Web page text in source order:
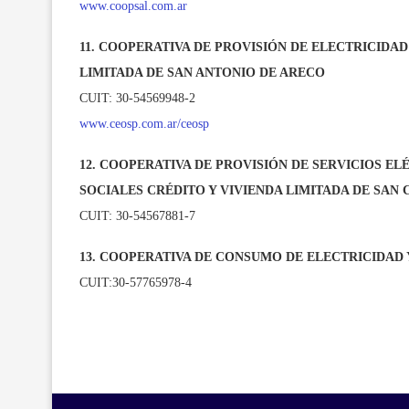
www.coopsal.com.ar
11. COOPERATIVA DE PROVISIÓN DE
LIMITADA DE SAN ANTONIO DE ARECO
CUIT: 30-54569948-2
www.ceosp.com.ar/ceosp
12. COOPERATIVA DE PROVISIÓN DE SERVICIOS
SOCIALES CRÉDITO Y VIVIENDA LIMITADA DE SAN
CUIT: 30-54567881-7
13. COOPERATIVA DE CONSUMO DE
CUIT:30-57765978-4